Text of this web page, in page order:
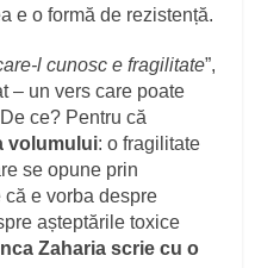
e o formă de rezistență.
l cunosc e fragilitate”,
– un vers care poate
ce? Pentru că
volumului: o fragilitate
se opune prin
e vorba despre
așteptările toxice
Zaharia scrie cu o